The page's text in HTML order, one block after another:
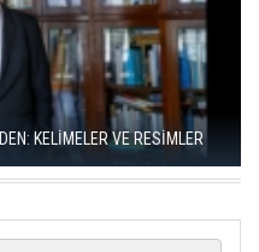
ÇOK DAHA VEGAN"